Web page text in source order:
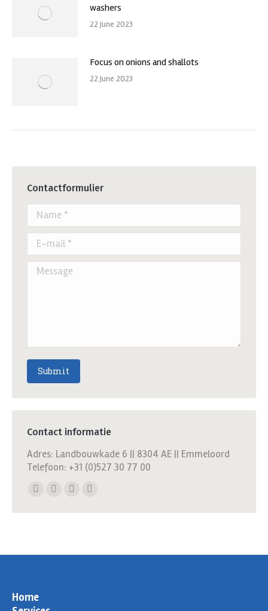
washers
22 June 2023
Focus on onions and shallots
22 June 2023
Contactformulier
Name *
E-mail *
Message
Submit
Contact informatie
Adres: Landbouwkade 6 || 8304 AE || Emmeloord
Telefoon: +31 (0)527 30 77 00
Find us on:
Facebook
page
new
X
page
new
YouTube
page
new
Linkedin
page
new
Home